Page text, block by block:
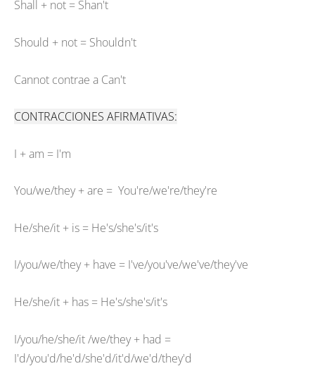
Shall + not = Shan't
Should + not = Shouldn't
Cannot contrae a Can't
CONTRACCIONES AFIRMATIVAS:
I + am = I'm
You/we/they + are = You're/we're/they're
He/she/it + is = He's/she's/it's
I/you/we/they + have = I've/you've/we've/they've
He/she/it + has = He's/she's/it's
I/you/he/she/it /we/they + had =
I'd/you'd/he'd/she'd/it'd/we'd/they'd